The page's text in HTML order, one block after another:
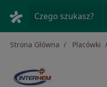
Czego szukasz?
Strona Główna Placówki